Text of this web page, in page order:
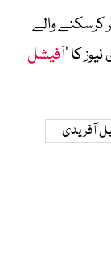
کرسکنے والے
کا ’آفیشل
آفریدی